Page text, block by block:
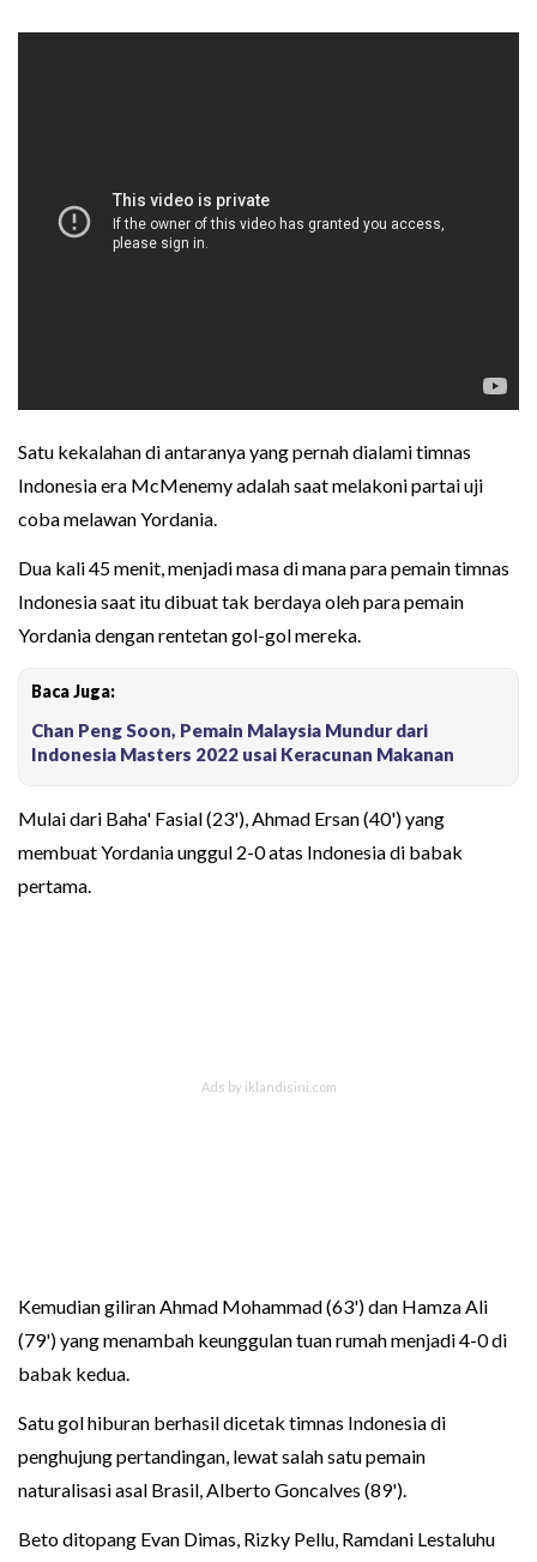
Satu kekalahan di antaranya yang pernah dialami timnas
Indonesia era McMenemy adalah saat melakoni partai uji
coba melawan Yordania.
Dua kali 45 menit, menjadi masa di mana para pemain timnas
Indonesia saat itu dibuat tak berdaya oleh para pemain
Yordania dengan rentetan gol-gol mereka.
Baca Juga:
Chan Peng Soon, Pemain Malaysia Mundur dari
Indonesia Masters 2022 usai Keracunan Makanan
Mulai dari Baha' Fasial (23'), Ahmad Ersan (40') yang
membuat Yordania unggul 2-0 atas Indonesia di babak
pertama.
Kemudian giliran Ahmad Mohammad (63') dan Hamza Ali
(79') yang menambah keunggulan tuan rumah menjadi 4-0 di
babak kedua.
Satu gol hiburan berhasil dicetak timnas Indonesia di
penghujung pertandingan, lewat salah satu pemain
naturalisasi asal Brasil, Alberto Goncalves (89').
Beto ditopang Evan Dimas, Rizky Pellu, Ramdani Lestaluhu